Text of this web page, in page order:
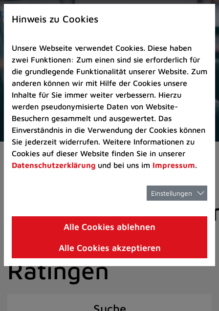
Zur
Startseite
Zum
Seitenanfang
springen
(Schnelltaste
A)
Zur
Navigation/Menü
springen
(Schnelltaste
M)
Zur
8)
I)
Aktuelles Pressemitteilungen
der Stadt
Ratingen
Hinweis zu Cookies
Unsere Webseite verwendet Cookies. Diese haben
zwei Funktionen: Zum einen sind sie erforderlich für
die grundlegende Funktionalität unserer Website. Zum
anderen können wir mit Hilfe der Cookies unsere
Inhalte für Sie immer weiter verbessern. Hierzu
werden pseudonymisierte Daten von Website-
Besuchern gesammelt und ausgewertet. Das
Einverständnis in die Verwendung der Cookies können
Sie jederzeit widerrufen. Weitere Informationen zu
Cookies auf dieser Website finden Sie in unserer
Datenschutzerklärung und bei uns im Impressum.
Einstellungen
Alle Cookies ablehnen
Alle Cookies akzeptieren